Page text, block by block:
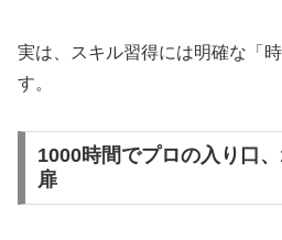
実は、スキル習得には明確な「
す。
1000時間でプロの入り口
扉